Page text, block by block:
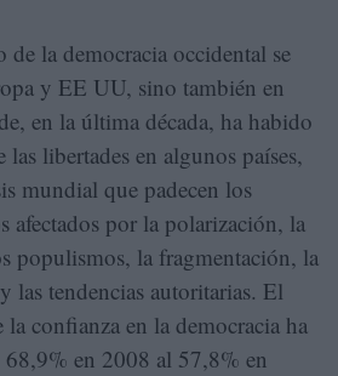
la democracia occidental se
y EE UU, sino también en
en la última década, ha habido
las libertades en algunos países,
mundial que padecen los
afectados por la polarización, la
populismos, la fragmentación, la
las tendencias autoritarias. El
confianza en la democracia ha
68,9% en 2008 al 57,8% en